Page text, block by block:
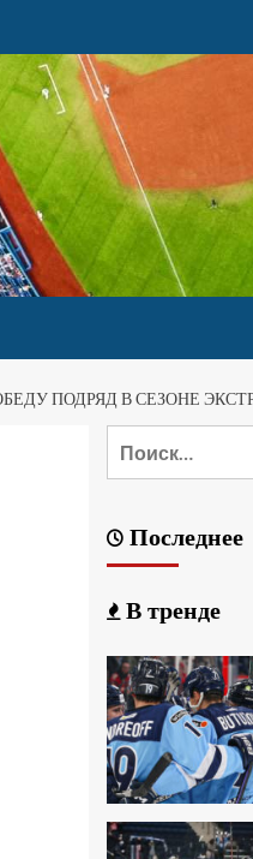
ПОДРЯД В СЕЗОНЕ
Последнее
В тренде